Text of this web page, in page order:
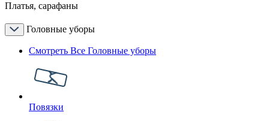
Платья, сарафаны
Головные уборы
Смотреть Все Головные уборы
Повязки